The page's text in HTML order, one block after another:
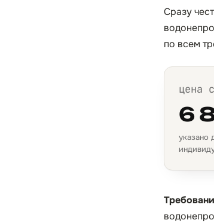
Сразу
по всем
цена
6
указано